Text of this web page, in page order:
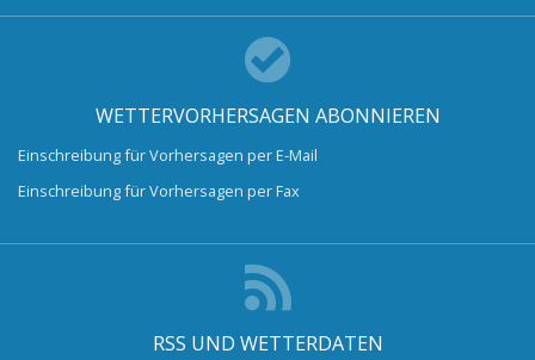
WETTERVORHERSAGEN ABONNIEREN
Einschreibung für Vorhersagen per E-Mail
Einschreibung für Vorhersagen per Fax
RSS UND WETTERDATEN